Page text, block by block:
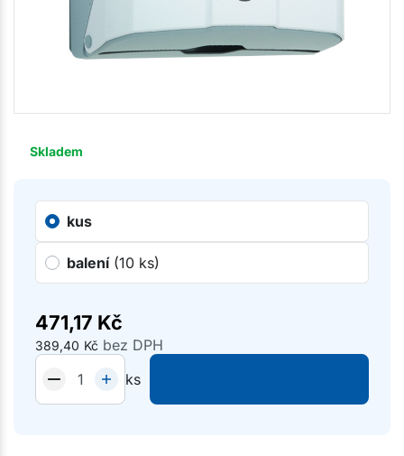
Skladem
kus
balení (10 ks)
471,17 Kč
389,40 Kč bez DPH
ks